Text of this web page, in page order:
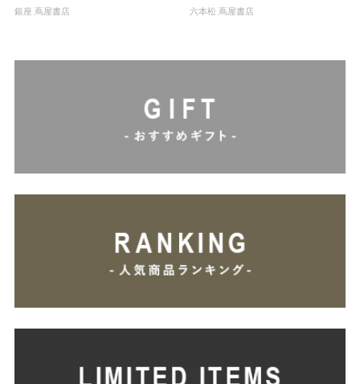
銀座 蔦屋書店 六本松 蔦屋書店